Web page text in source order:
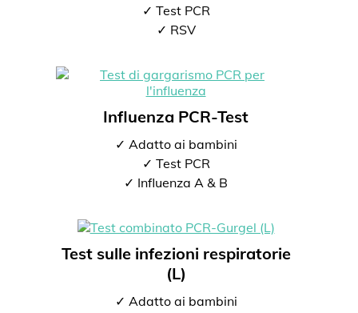
✓ Test PCR
✓ RSV
Influenza PCR-Test
✓ Adatto ai bambini
✓ Test PCR
✓ Influenza A & B
Test sulle infezioni respiratorie
(L)
✓ Adatto ai bambini